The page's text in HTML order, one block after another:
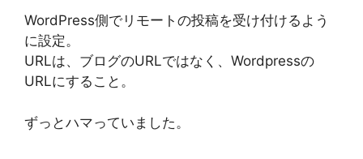
WordPress側でリモートの投稿を受け付けるよう
に設定。
URLは、ブログのURLではなく、Wordpressの
URLにすること。
ずっとハマっていました。